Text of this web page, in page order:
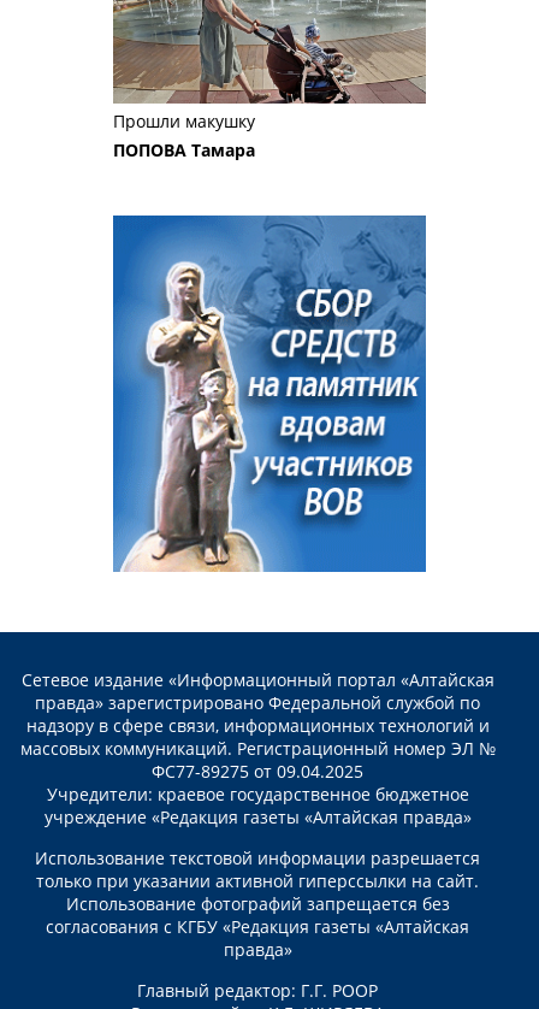
Прошли макушку
ПОПОВА Тамара
Сетевое издание «Информационный портал «Алтайская
правда» зарегистрировано Федеральной службой по
надзору в сфере связи, информационных технологий и
массовых коммуникаций. Регистрационный номер ЭЛ №
ФС77-89275 от 09.04.2025
Учредители: краевое государственное бюджетное
учреждение «Редакция газеты «Алтайская правда»
Использование текстовой информации разрешается
только при указании активной гиперссылки на сайт.
Использование фотографий запрещается без
согласования с КГБУ «Редакция газеты «Алтайская
правда»
Главный редактор: Г.Г. РООР